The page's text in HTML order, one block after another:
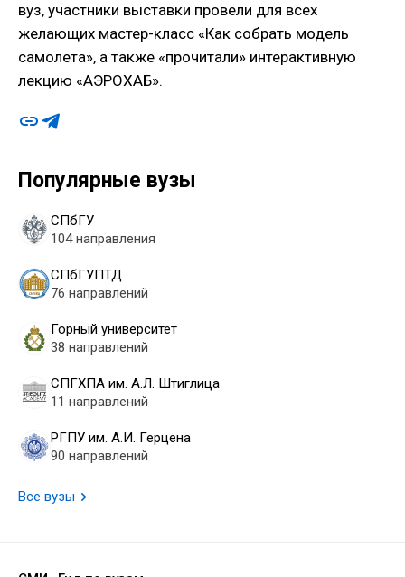
Популярные вузы
СПбГУ
104 направления
СПбГУПТД
76 направлений
Горный университет
38 направлений
СПГХПА им. А.Л. Штиглица
11 направлений
РГПУ им. А.И. Герцена
90 направлений
Все вузы
вуз, участники выставки провели для всех
желающих мастер-класс «Как собрать модель
самолета», а также «прочитали» интерактивную
лекцию «АЭРОХАБ».